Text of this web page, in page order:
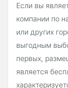
Если вы
компании по
или других
выгодным
первых,
является